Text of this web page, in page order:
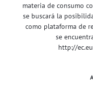
materia de consumo
se buscará la
como plataforma de
se
http://